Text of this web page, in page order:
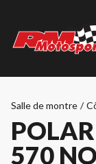
Salle de montre /
570